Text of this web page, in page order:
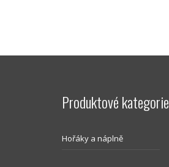
Produktové kategorie
Hořáky a náplně